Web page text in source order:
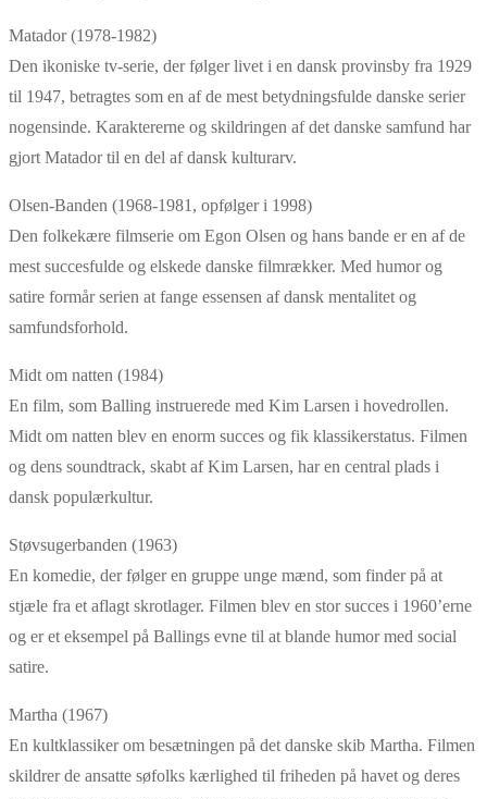
Matador (1978-1982)
Den ikoniske tv-serie, der følger livet i en dansk provinsby fra 1929
til 1947, betragtes som en af de mest betydningsfulde danske serier
nogensinde. Karaktererne og skildringen af det danske samfund har
gjort Matador til en del af dansk kulturarv.
Olsen-Banden (1968-1981, opfølger i 1998)
Den folkekære filmserie om Egon Olsen og hans bande er en af de
mest succesfulde og elskede danske filmrækker. Med humor og
satire formår serien at fange essensen af dansk mentalitet og
samfundsforhold.
Midt om natten (1984)
En film, som Balling instruerede med Kim Larsen i hovedrollen.
Midt om natten blev en enorm succes og fik klassikerstatus. Filmen
og dens soundtrack, skabt af Kim Larsen, har en central plads i
dansk populærkultur.
Støvsugerbanden (1963)
En komedie, der følger en gruppe unge mænd, som finder på at
stjæle fra et aflagt skrotlager. Filmen blev en stor succes i 1960’erne
og er et eksempel på Ballings evne til at blande humor med social
satire.
Martha (1967)
En kultklassiker om besætningen på det danske skib Martha. Filmen
skildrer de ansatte søfolks kærlighed til friheden på havet og deres